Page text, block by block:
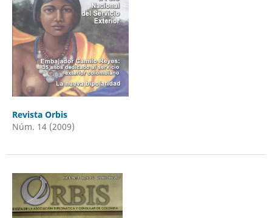
Revista Orbis
Núm. 14 (2009)